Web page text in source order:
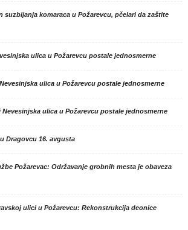
suzbijanja komaraca u Požarevcu, pčelari da zaštite
ulica u Požarevcu postale jednosmerne
ulica u Požarevcu postale jednosmerne
Nevesinjska ulica u Požarevcu postale jednosmerne
Dragovcu 16. avgusta
Požarevac: Održavanje grobnih mesta je obaveza
ulici u Požarevcu: Rekonstrukcija deonice